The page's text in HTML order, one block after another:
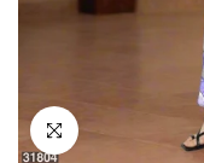
انقر للتكبير